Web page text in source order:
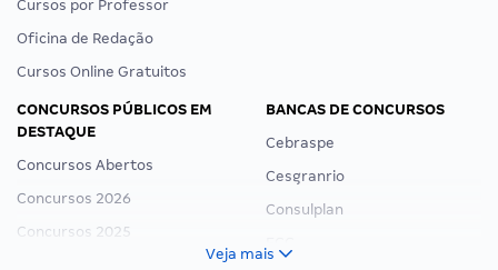
Cursos por Professor
Oficina de Redação
Cursos Online Gratuitos
CONCURSOS PÚBLICOS EM
DESTAQUE
Concursos Abertos
Concursos 2026
Concursos 2025
BANCAS DE CONCURSOS
Cebraspe
Cesgranrio
Consulplan
Veja mais